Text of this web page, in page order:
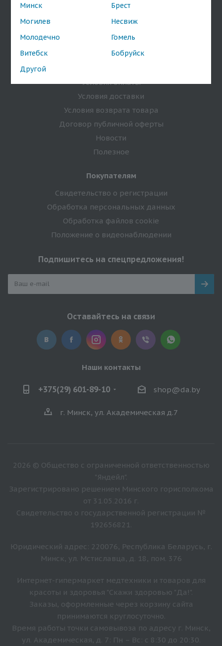
Минск
Брест
Могилев
Несвиж
Молодечно
Гомель
Витебск
Бобруйск
Другой
Бренды
Оптовым покупателям
Условия оплаты
Условия доставки
Условия возврата товара
Договор публичной оферты
Новости
Полезное
Покупателям
Свидетельство о регистрации
Обработка персональных данных
Обработка файлов cookie
Положение о видеонаблюдении
Подпишитесь на спецпредложения!
Оставайтесь на связи
Наши контакты
+375(29) 601-89-10 shop@da.by
г. Минск, ул. Академическая д.7
2026 © Общество с ограниченной ответственностью
"Яндейл".
Зарегистрировано решением Минского горисполкома
от 31.05.2016 г.
Свидетельство о государственной регистрации №
192656821.
Юридический адрес: 220076, Республика Беларусь, г.
Минск, ул. Мстиславца, д. 18, пом. 376
Интернет-гипермаркет медтехники и товаров для
красоты и здоровья "Скажи здоровью "Да!".
Заказы, оформленные через корзину сайта
принимаются круглосуточно.
Время работы точки самовывоза по адресу г. Минск,
ул. Академическая, д. 7: Пн – Вс: с 8:30 до 20:30.